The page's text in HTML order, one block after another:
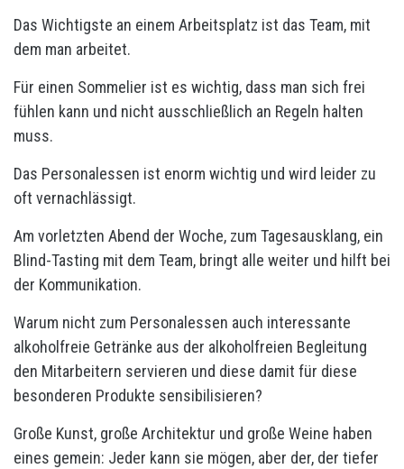
Das Wichtigste an einem Arbeitsplatz ist das Team, mit
dem man arbeitet.
Für einen Sommelier ist es wichtig, dass man sich frei
fühlen kann und nicht ausschließlich an Regeln halten
muss.
Das Personalessen ist enorm wichtig und wird leider zu
oft vernachlässigt.
Am vorletzten Abend der Woche, zum Tagesausklang, ein
Blind-Tasting mit dem Team, bringt alle weiter und hilft bei
der Kommunikation.
Warum nicht zum Personalessen auch interessante
alkoholfreie Getränke aus der alkoholfreien Begleitung
den Mitarbeitern servieren und diese damit für diese
besonderen Produkte sensibilisieren?
Große Kunst, große Architektur und große Weine haben
eines gemein: Jeder kann sie mögen, aber der, der tiefer